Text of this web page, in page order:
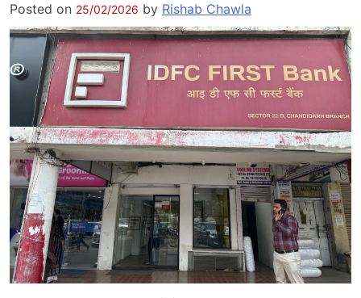
Posted on 25/02/2026 by Rishab Chawla